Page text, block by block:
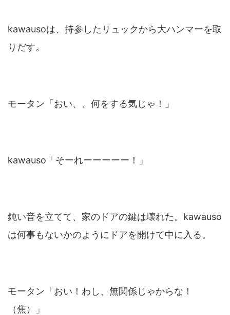
kawausoは、持参したリュックから大ハンマーを取
りだす。
モータン「おい、、何をする気じゃ！」
kawauso「そーれーーーーー！」
鈍い音を立てて、家のドアの鍵は壊れた。kawauso
は何事もないかのようにドアを開けて中に入る。
モータン「おい！わし、無関係じゃからな！
（焦）」